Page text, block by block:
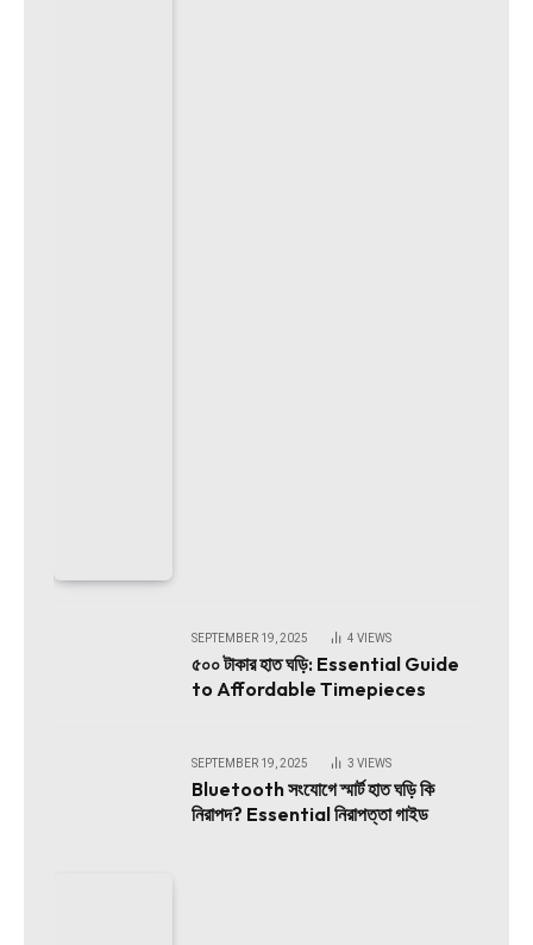
SEPTEMBER 19, 2025 4 VIEWS
৫০০ টাকার হাত ঘড়ি: Essential Guide
to Affordable Timepieces
SEPTEMBER 19, 2025 3 VIEWS
Bluetooth সংযোগে স্মার্ট হাত ঘড়ি কি
নিরাপদ? Essential নিরাপত্তা গাইড